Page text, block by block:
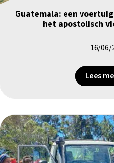
Guatemala: een
het apostolisch
16/06/
Lees